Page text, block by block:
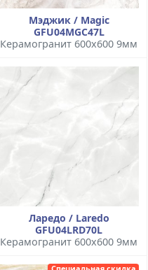
Мэджик / Magic
GFU04MGC47L
Керамогранит 600x600 9мм
Ларедо / Laredo
GFU04LRD70L
Керамогранит 600x600 9мм